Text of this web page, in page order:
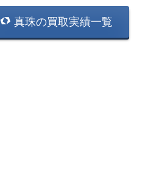
真珠の買取実績一覧